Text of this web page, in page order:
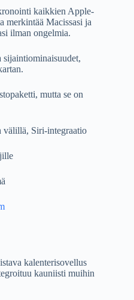
kaikkien Apple-
merkintää Macissasi ja
ilman ongelmia.
sijaintiominaisuudet,
mutta se on
välillä, Siri-integraatio
kalenterisovellus
kauniisti muihin